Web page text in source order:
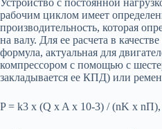
Устройство с постоянной
рабочим циклом имеет
производительность, которая
на валу. Для ее расчета в
формула, актуальная для
компрессором с помощью с
закладывается ее КПД) или
P = k3 x (Q x A x 10-3) / (nK x nП),